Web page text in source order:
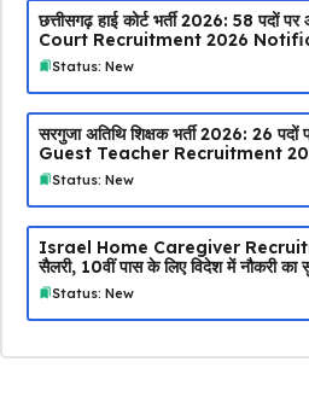
छत्तीसगढ़ हाई कोर्ट भर्ती 2026: 58
Court Recruitment 2026
Status: New
सरगुजा अतिथि शिक्षक भर्ती 2026: 26
Guest Teacher Recruitment
Status: New
Israel Home Caregiver
सैलरी, 10वीं पास के लिए विदेश में नौकरी का
Status: New